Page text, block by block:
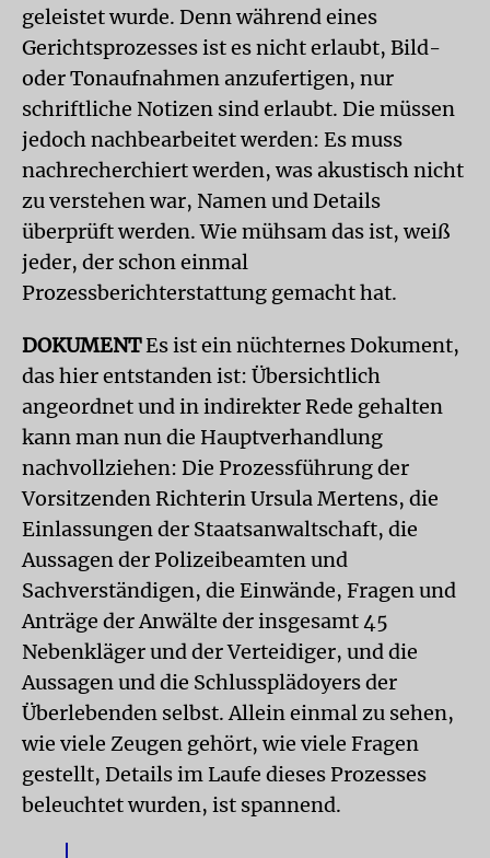
geleistet wurde. Denn während eines
Gerichtsprozesses ist es nicht erlaubt, Bild-
oder Tonaufnahmen anzufertigen, nur
schriftliche Notizen sind erlaubt. Die müssen
jedoch nachbearbeitet werden: Es muss
nachrecherchiert werden, was akustisch nicht
zu verstehen war, Namen und Details
überprüft werden. Wie mühsam das ist, weiß
jeder, der schon einmal
Prozessberichterstattung gemacht hat.
DOKUMENTEs ist ein nüchternes Dokument,
das hier entstanden ist: Übersichtlich
angeordnet und in indirekter Rede gehalten
kann man nun die Hauptverhandlung
nachvollziehen: Die Prozessführung der
Vorsitzenden Richterin Ursula Mertens, die
Einlassungen der Staatsanwaltschaft, die
Aussagen der Polizeibeamten und
Sachverständigen, die Einwände, Fragen und
Anträge der Anwälte der insgesamt 45
Nebenkläger und der Verteidiger, und die
Aussagen und die Schlussplädoyers der
Überlebenden selbst. Allein einmal zu sehen,
wie viele Zeugen gehört, wie viele Fragen
gestellt, Details im Laufe dieses Prozesses
beleuchtet wurden, ist spannend.